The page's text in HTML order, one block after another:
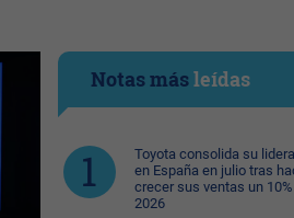
Notas másleídas
Toyota consolida su
en España en julio tras
crecer sus ventas un
2026